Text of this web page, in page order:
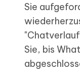
Sie
Sie, bis